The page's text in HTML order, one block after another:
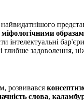
міфологічними
задоволення,
розвивався
слова,